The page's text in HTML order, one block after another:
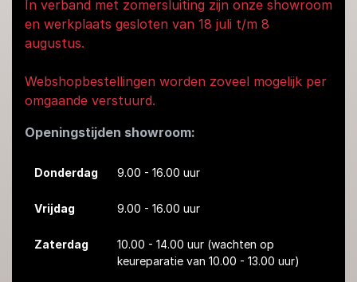
In verband met zomersluiting zijn onze showroom
en werkplaats gesloten van 18 juli t/m 8
augustus.
Webshopbestellingen worden zoveel mogelijk per
omgaande verstuurd.
Openingstijden showroom:
Donderdag 9.00 - 16.00 uur
Vrijdag 9.00 - 16.00 uur
Zaterdag 10.00 - 14.00 uur (wachten op
keureparatie van 10.00 - 13.00 uur)